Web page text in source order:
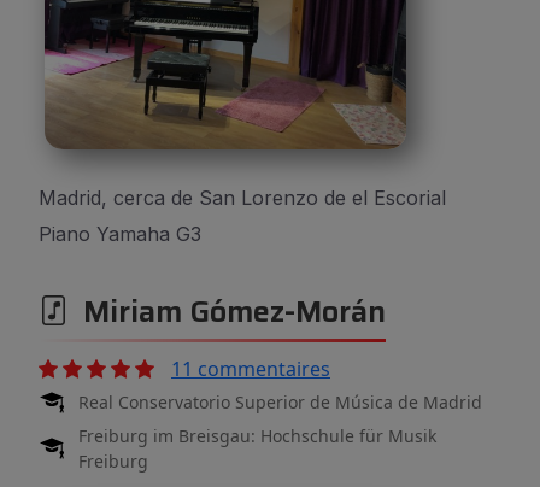
Madrid, cerca de San Lorenzo de el Escorial
Piano Yamaha G3
Miriam Gómez-Morán
11 commentaires
Real Conservatorio Superior de Música de Madrid
Freiburg im Breisgau: Hochschule für Musik
Freiburg